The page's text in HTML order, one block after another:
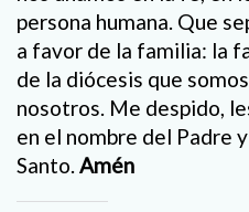
persona humana. Que
a favor de la familia: la
de la diócesis que
nosotros. Me despido,
en el nombre del Padre
Santo.Amén